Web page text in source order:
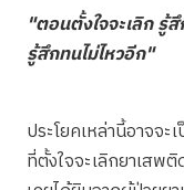
"ตอนตั้งใจจะเลิก รู้
รู้สึกทนไม่ไหวอีก"
ประโยคเหล่านี้อาจจ
ที่ตั้งใจจะเลิกยาเสพ